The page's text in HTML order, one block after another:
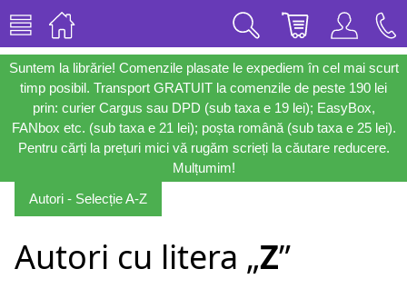
Suntem la librărie! Comenzile plasate le expediem în cel mai scurt
timp posibil. Transport GRATUIT la comenzile de peste 190 lei
prin: curier Cargus sau DPD (sub taxa e 19 lei); EasyBox,
FANbox etc. (sub taxa e 21 lei); poșta română (sub taxa e 25 lei).
Pentru cărți la prețuri mici vă rugăm scrieți la căutare reducere.
Mulțumim!
Autori - Selecție A-Z
Autori cu litera „Z”